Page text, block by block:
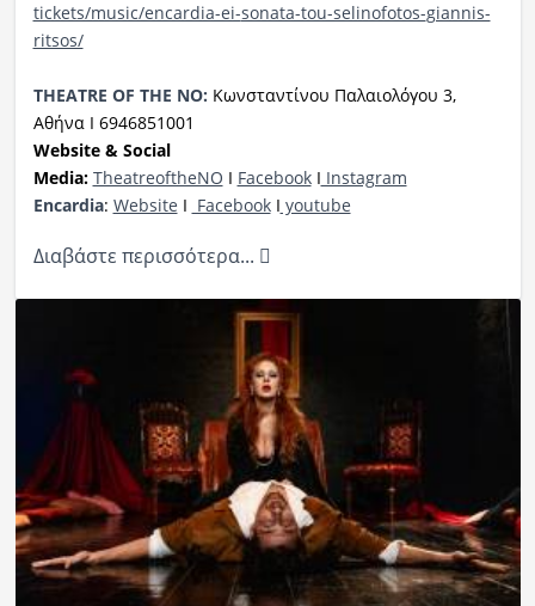
tickets/music/encardia-ei-sonata-tou-selinofotos-giannis-
ritsos/
THEATRE OF THE NO: Κωνσταντίνου Παλαιολόγου 3,
Αθήνα Ι 6946851001
Website & Social
Media: TheatreoftheNO I FacebookI Instagram
Encardia: Website I FacebookI youtube
Διαβάστε περισσότερα...